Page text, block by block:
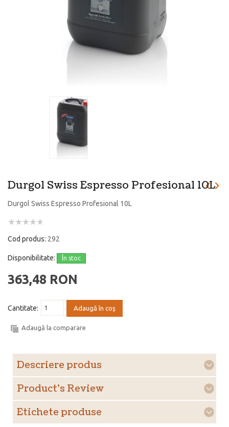
Durgol Swiss Espresso Profesional 10L
Durgol Swiss Espresso Profesional 10L
Cod produs: 292
Disponibilitate: În stoc
363,48 RON
Cantitate: Adaugă în coş
Adaugă la comparare
Descriere produs
Product's Review
Etichete produse